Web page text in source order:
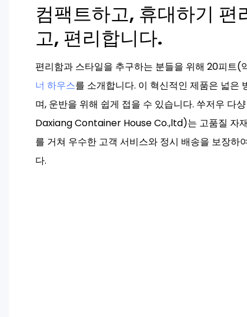
컴팩트하고, 휴대하기 편
고, 편리합니다.
편리함과 스타일을 추구하는 분들을 위해 20피트(
너 하우스를 소개합니다. 이 혁신적인 제품은 넓은
며, 운반을 위해 쉽게 접을 수 있습니다. 쑤저우 다
Daxiang Container House Co.,ltd)는 고품질 자
를 거쳐 우수한 고객 서비스와 정시 배송을 보장하
다.